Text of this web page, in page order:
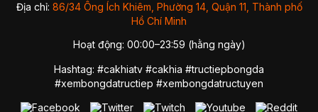
Địa chỉ: 86/34 Ông Ích Khiêm, Phường 14, Quận 11, Thành phố
Hồ Chí Minh
Hoạt động: 00:00–23:59 (hằng ngày)
Hashtag: #cakhiatv #cakhia #tructiepbongda
#xembongdatructiep #xembongdatructuyen